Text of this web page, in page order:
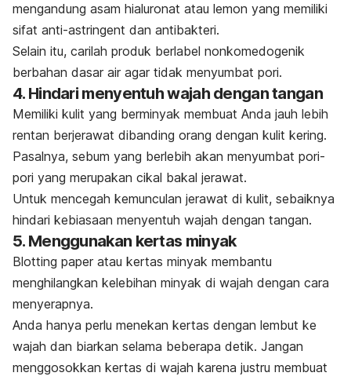
mengandung asam hialuronat atau lemon yang memiliki
sifat anti-astringent dan antibakteri.
Selain itu, carilah produk berlabel nonkomedogenik
berbahan dasar air agar tidak menyumbat pori.
4. Hindari menyentuh wajah dengan tangan
Memiliki kulit yang berminyak membuat Anda jauh lebih
rentan berjerawat dibanding orang dengan kulit kering.
Pasalnya, sebum yang berlebih akan menyumbat pori-
pori yang merupakan cikal bakal jerawat.
Untuk mencegah kemunculan jerawat di kulit, sebaiknya
hindari kebiasaan menyentuh wajah dengan tangan.
5. Menggunakan kertas minyak
Blotting paper atau kertas minyak membantu
menghilangkan kelebihan minyak di wajah dengan cara
menyerapnya.
Anda hanya perlu menekan kertas dengan lembut ke
wajah dan biarkan selama beberapa detik. Jangan
menggosokkan kertas di wajah karena justru membuat